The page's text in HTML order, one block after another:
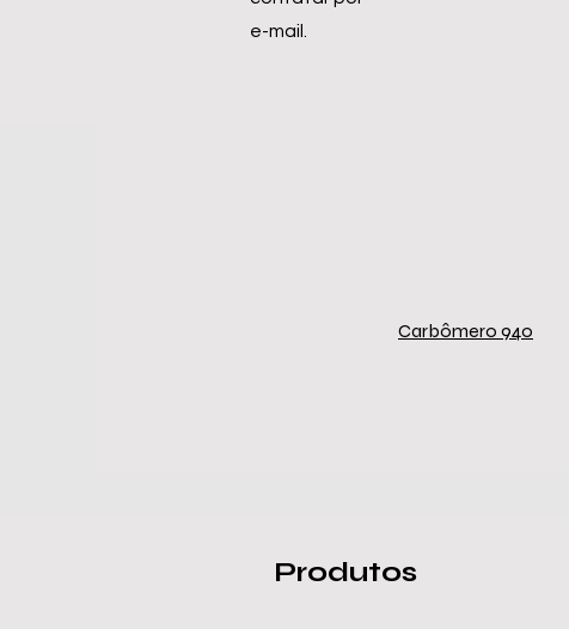
e-mail.
Carbômero 940
Produtos